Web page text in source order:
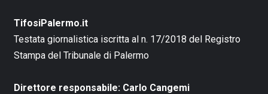
TifosiPalermo.it
Testata giornalistica iscritta al n. 17/2018 del Registro
Stampa del Tribunale di Palermo
Direttore responsabile: Carlo Cangemi